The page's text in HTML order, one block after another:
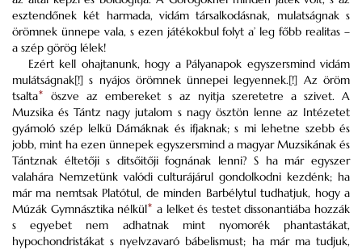
esztendőnek két harmada, vidám társalkodásnak, mulatságnak s
örömnek ünnepe vala, s ezen játékokbul folyt a’ leg főbb realitas –
a szép görög lélek!
Ezért kell ohajtanunk, hogy a Pályanapok egyszersmind vidám
mulátságnak[!] s nyájos örömnek ünnepei legyennek.[!] Az öröm
tsalta*
öszve az embereket s az nyitja szeretetre a szivet. A
Muzsika és Tántz nagy jutalom s nagy ösztön lenne az Intézetet
gyámoló szép lelkü Dámáknak és ifjaknak; s mi lehetne szebb és
jobb, mint ha ezen ünnepek egyszersmind a magyar Muzsikának és
Tántznak éltetőji s ditsőitőji fognának lenni? S ha már egyszer
valahára Nemzetünk valódi culturájárul gondolkodni kezdénk; ha
már ma nemtsak Platótul, de minden Barbélytul tudhatjuk, hogy a
Múzák Gymnásztika nélkül* a lelket és testet dissonantiába hozzák
s egyebet nem adhatnak mint nyomorék phantastákat,
hypochondristákat s nyelvzavaró bábelismust; ha már ma tudjuk,